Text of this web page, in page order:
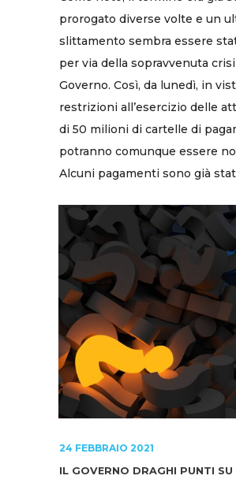
prorogato diverse volte e un
slittamento sembra essere
per via della sopravvenuta
Governo. Così, da lunedì, in
restrizioni all’esercizio delle
di 50 milioni di cartelle di
potranno comunque essere
Alcuni pagamenti sono già
24 FEBBRAIO 2021
IL GOVERNO DRAGHI PUNTI SU